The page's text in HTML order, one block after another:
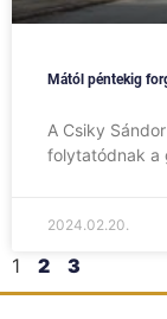
Mától péntekig
A Csiky
folytatódnak a
2024.02.20.
1 2 3